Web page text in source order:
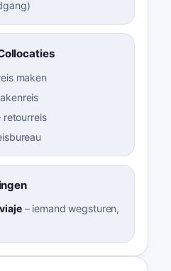
)
maken
retourreis
– iemand wegsturen,